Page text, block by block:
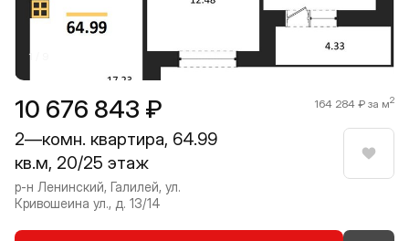
10 676 843 ₽ 164 284 ₽ за м2
2—комн. квартира, 64.99
кв.м, 20/25 этаж
р-н Ленинский, Галилей, ул.
Кривошеина ул., д. 13/14
1 / 9